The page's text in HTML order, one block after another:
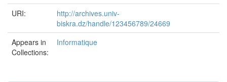
URI:
http://archives.univ-
biskra.dz/handle/123456789/24669
Appears in
Collections:
Informatique